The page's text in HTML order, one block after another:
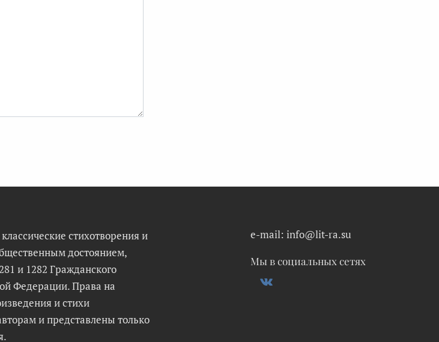
стихотворения и
достоянием,
и 1282 Гражданского
Федерации. Права на
и стихи
и представлены только
e-mail: info@lit-ra.su
Мы в социальных сетях